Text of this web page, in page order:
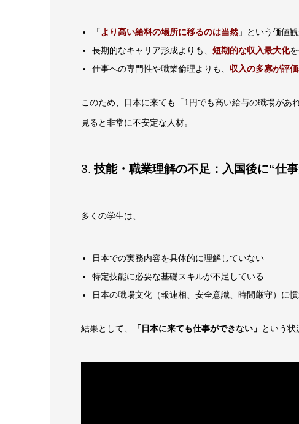
「 より高い給料の場所に移るのは当然 」という価値
長期的なキャリア形成よりも、短期的な収入最大化
仕事への専門性や職業倫理よりも、 収入の多寡が評
このため、日本に来ても「1円でも高い給与の職場があ
見ると非常に不安定な人材。
3.技能・職業理解の不足：入国後に“仕
多くの学生は、
日本での実務内容を具体的に理解していない
特定技能に必要な基礎スキルが不足している
日本の職場文化（報連相、安全意識、時間厳守）に
結果として、 「日本に来ても仕事ができない」 という状